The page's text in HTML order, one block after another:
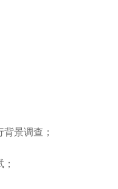
景调查；